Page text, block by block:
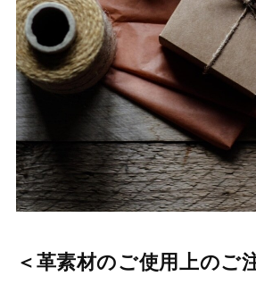
＜革素材のご使用上のご